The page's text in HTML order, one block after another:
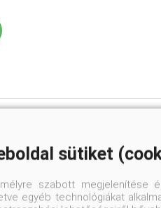
sütiket
szabott megjelenítése
egyéb technológiákat